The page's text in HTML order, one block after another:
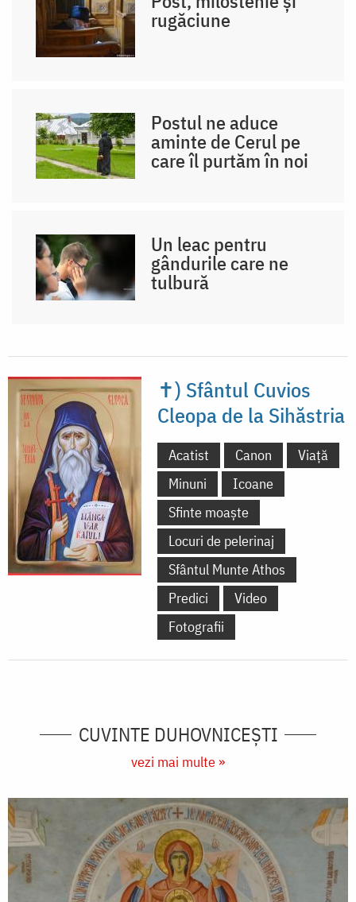
rugăciune
Postul ne aduce
aminte de Cerul pe
care îl purtăm în noi
Un leac pentru
gândurile care ne
tulbură
✝) Sfântul Cuvios
Cleopa de la Sihăstria
Acatist Canon
Viață
Minuni
Icoane
Sfinte moaște
Locuri de pelerinaj
Sfântul Munte Athos
Predici
Video
Fotografii
CUVINTE DUHOVNICEȘTI
vezi mai multe »